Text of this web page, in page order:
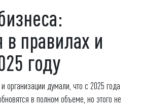
правилах и
году
организации думали, что с 2025 года
в полном объеме, но этого не